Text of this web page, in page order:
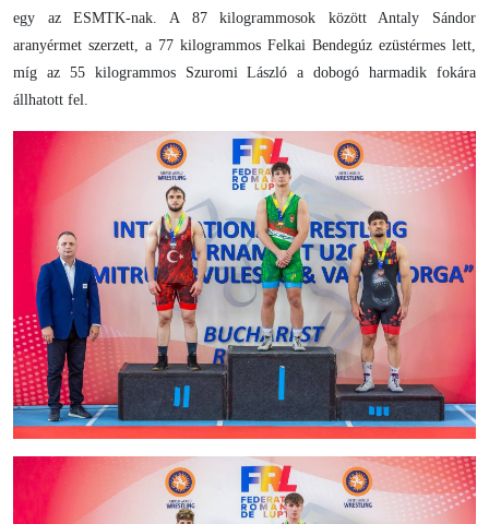
egy az ESMTK-nak. A 87 kilogrammosok között Antaly Sándor
aranyérmet szerzett, a 77 kilogrammos Felkai Bendegúz ezüstérmes lett,
míg az 55 kilogrammos Szuromi László a dobogó harmadik fokára
állhatott fel.